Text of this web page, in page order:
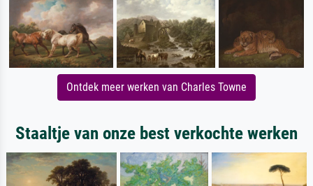
Ontdek meer werken van Charles Towne
Staaltje van onze best verkochte werken